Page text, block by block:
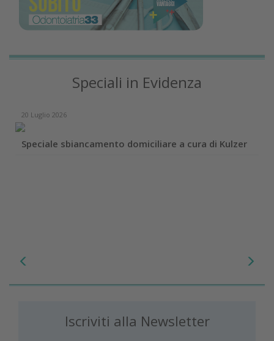
Speciali in Evidenza
20 Luglio 2026
Speciale sbiancamento domiciliare a cura di Kulzer
Iscriviti alla Newsletter